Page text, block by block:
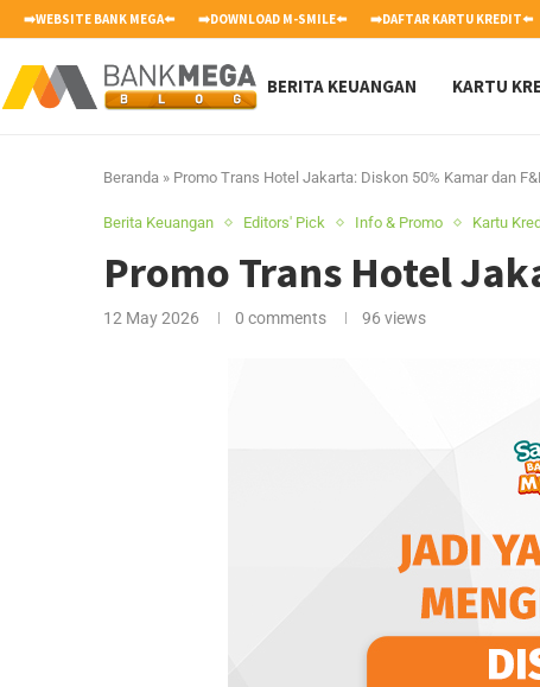
➡️WEBSITE BANK MEGA⬅️ ➡️DOWNLOAD M-SMILE⬅️ ➡️DAFTAR KARTU KREDIT⬅️
BERITA KEUANGAN KARTU
Beranda » Promo Trans Hotel Jakarta: Diskon 50% Kamar dan
Berita Keuangan Editors' Pick Info & Promo Kartu
Promo Trans Hotel
12 May 2026 0 comments 96 views